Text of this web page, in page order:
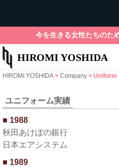
HIROMI YOSHIDA
今を生きる女性たちのた
HIROMI YOSHIDA > Company > Uniform
ユニフォーム実績
1988
秋田あけぼの銀行
日本エアシステム
1989